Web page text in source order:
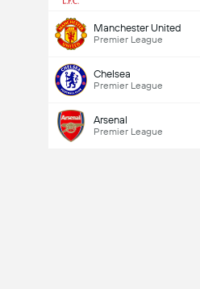
Manchester United
Premier League
Chelsea
Premier League
Arsenal
Premier League